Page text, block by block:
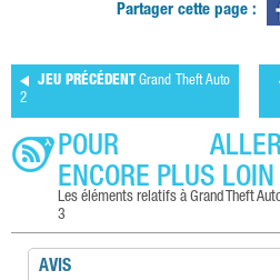
Partager cette page :
JEU PRÉCÉDENT Grand Theft Auto
2
POUR
ENCORE PLUS LOIN
Les éléments relatifs à Grand Theft
3
AVIS